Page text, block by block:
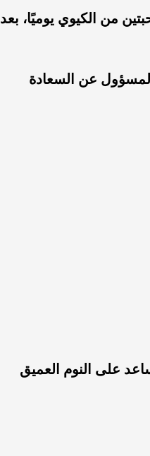
من الكيوي يوميًا، بعد
عن السعادة
على النوم العميق